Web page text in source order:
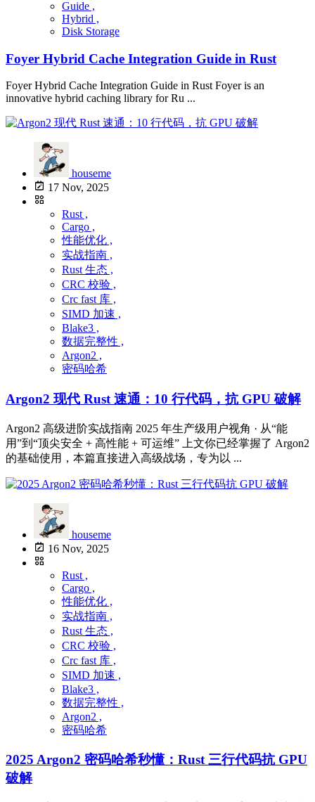
Guide ,
Hybrid ,
Disk Storage
Foyer Hybrid Cache Integration Guide in Rust
Foyer Hybrid Cache Integration Guide in Rust Foyer is an
innovative hybrid caching library for Ru ...
houseme
17 Nov, 2025
Rust ,
Cargo ,
性能优化 ,
实战指南 ,
Rust 生态 ,
CRC 校验 ,
Crc fast 库 ,
SIMD 加速 ,
Blake3 ,
数据完整性 ,
Argon2 ,
密码哈希
Argon2 现代 Rust 速通：10 行代码，抗 GPU 破解
Argon2 高级进阶实战指南 2025 年生产级用户视角 · 从“能
用”到“顶尖安全 + 高性能 + 可运维” 上文你已经掌握了 Argon2
的基础使用，本篇直接进入高级战场，专为以 ...
houseme
16 Nov, 2025
Rust ,
Cargo ,
性能优化 ,
实战指南 ,
Rust 生态 ,
CRC 校验 ,
Crc fast 库 ,
SIMD 加速 ,
Blake3 ,
数据完整性 ,
Argon2 ,
密码哈希
2025 Argon2 密码哈希秒懂：Rust 三行代码抗 GPU
破解